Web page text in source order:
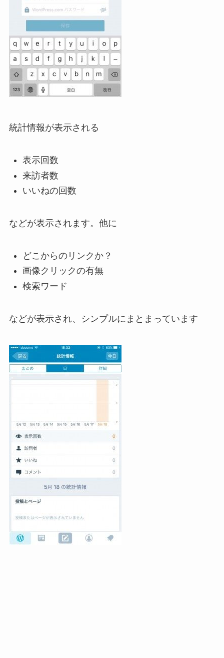
統計情報が表示される
表示回数
来訪者数
いいねの回数
などが表示されます。他に
どこからのリンクか？
画像クリックの有無
検索ワード
などが表示され、シンプルにまとまっています